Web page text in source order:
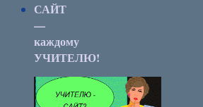
САЙТ
—
каждому
УЧИТЕЛЮ!